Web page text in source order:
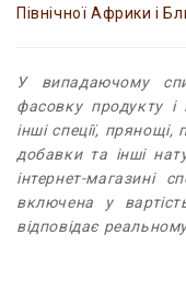
Північної Африки і
У випадаючому
фасовку продукту
інші спеції,
добавки та інші
інтернет-магазині
включена у
відповідає